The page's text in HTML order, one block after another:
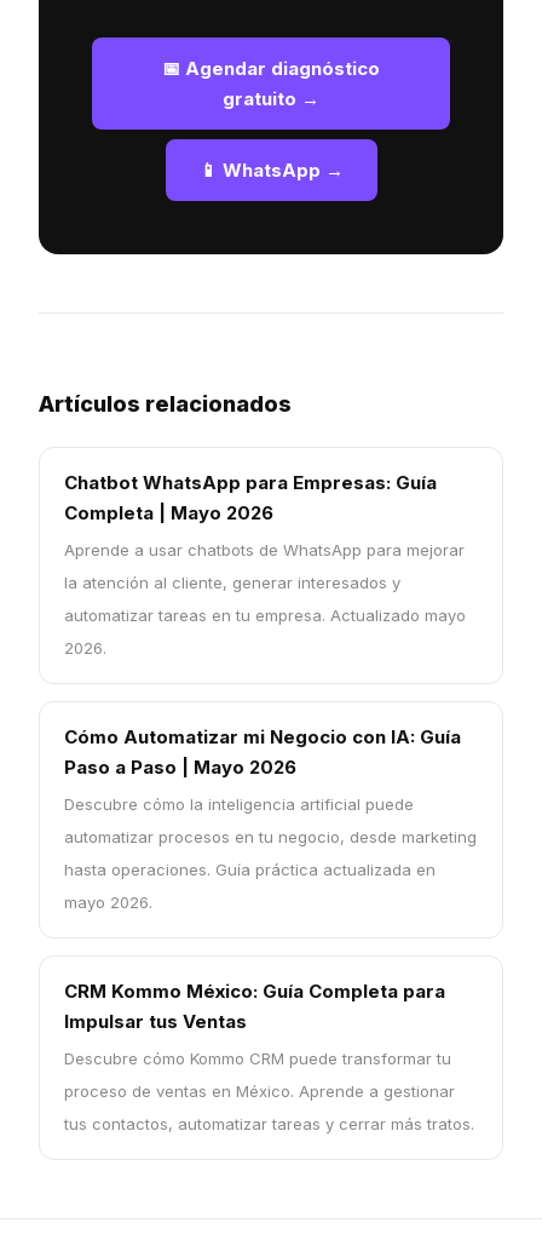
📅 Agendar diagnóstico
gratuito →
📱 WhatsApp →
Artículos relacionados
Chatbot WhatsApp para Empresas: Guía
Completa | Mayo 2026
Aprende a usar chatbots de WhatsApp para mejorar
la atención al cliente, generar interesados y
automatizar tareas en tu empresa. Actualizado mayo
2026.
Cómo Automatizar mi Negocio con IA: Guía
Paso a Paso | Mayo 2026
Descubre cómo la inteligencia artificial puede
automatizar procesos en tu negocio, desde marketing
hasta operaciones. Guía práctica actualizada en
mayo 2026.
CRM Kommo México: Guía Completa para
Impulsar tus Ventas
Descubre cómo Kommo CRM puede transformar tu
proceso de ventas en México. Aprende a gestionar
tus contactos, automatizar tareas y cerrar más tratos.